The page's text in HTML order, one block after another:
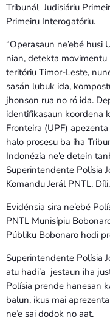
Tribunál Judisiáriu
Primeiru Interogatóriu.
“Operasaun ne’ebé
nian, detekta
teritóriu Timor-Leste,
sasán lubuk ida,
jhonson rua no ró ida.
identifikasaun koordena
Fronteira (UPF)
halo prosesu ba iha
Indonézia ne’e detein
Superintendente Polísia
Komandu Jerál PNTL,
Evidénsia sira ne’ebé
PNTL Munisípiu
Públiku Bobonaro hodi
Superintendente Polísia
atu hadi’a jestaun iha
Polísia prende hanesan
balun, ikus mai
ne’e sai dodok no aat.